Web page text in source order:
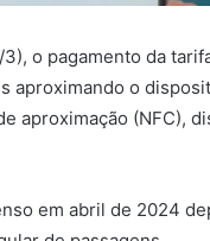
o pagamento da
o
(NFC),
em abril de 2024